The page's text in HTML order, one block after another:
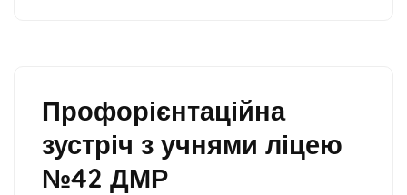
Профорієнтаційна
зустріч з учнями ліцею
№42 ДМР